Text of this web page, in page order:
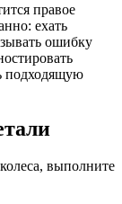
правое
ехать
ошибку
подходящую
выполните